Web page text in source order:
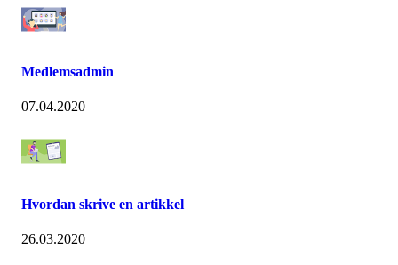
Medlemsadmin
07.04.2020
Hvordan skrive en artikkel
26.03.2020